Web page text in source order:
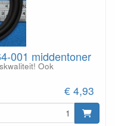
001 middentoner
Ook
€ 4,93